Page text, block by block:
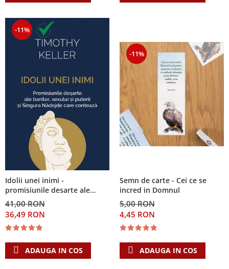
-11%
Idolii unei inimi -
promisiunile desarte ale
banilor, sexului si puterii si
Singura Nadejde care
conteaza
41,00 RON
36,49 RON
ADAUGA IN COS
-11%
Semn de carte - Cei ce se
incred in Domnul
5,00 RON
4,45 RON
ADAUGA IN COS